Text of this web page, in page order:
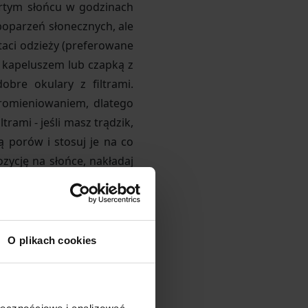
O plikach cookies
słońcu w godzinach
słonecznych, ale
odzieży (preferowane
lub czapką z
okulary z filtrami.
dlatego
- jeśli masz trądzik,
porów i stosuj je na co
na słońce, nakładaj